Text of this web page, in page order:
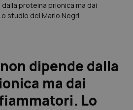
proteina prionica ma dai
studio del Mario Negri
dipende dalla
ma dai
Lo